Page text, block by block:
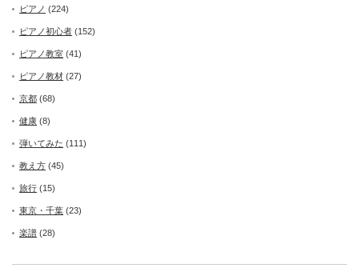
ピアノ (224)
ピアノ初心者 (152)
ピアノ教室 (41)
ピアノ教材 (27)
京都 (68)
健康 (8)
弾いてみた (111)
教え方 (45)
旅行 (15)
東京・千葉 (23)
楽譜 (28)